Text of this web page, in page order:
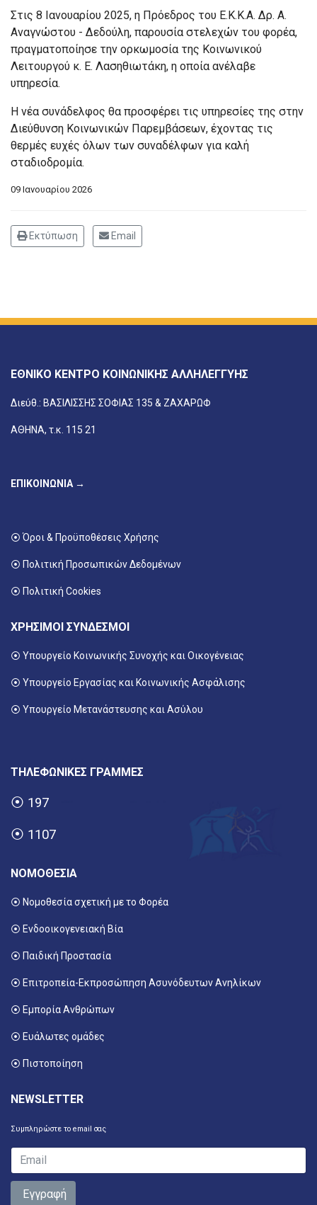
Στις 8 Ιανουαρίου 2025, η Πρόεδρος του Ε.Κ.Κ.Α. Δρ. Α.
Αναγνώστου - Δεδούλη, παρουσία στελεχών του φορέα,
πραγματοποίησε την ορκωμοσία της Κοινωνικού
Λειτουργού κ. Ε. Λασηθιωτάκη, η οποία ανέλαβε
υπηρεσία.
Η νέα συνάδελφος θα προσφέρει τις υπηρεσίες της στην
Διεύθυνση Κοινωνικών Παρεμβάσεων, έχοντας τις
θερμές ευχές όλων των συναδέλφων για καλή
σταδιοδρομία.
09 Ιανουαρίου 2026
Εκτύπωση Email
ΕΘΝΙΚΟ ΚΕΝΤΡΟ ΚΟΙΝΩΝΙΚΗΣ ΑΛΛΗΛΕΓΓΥΗΣ
Διεύθ.: ΒΑΣΙΛΙΣΣΗΣ ΣΟΦΙΑΣ 135 & ΖΑΧΑΡΩΦ
ΑΘΗΝΑ, τ.κ. 115 21
ΕΠΙΚΟΙΝΩΝΙΑ →
⦿ Όροι & Προϋποθέσεις Χρήσης
⦿ Πολιτική Προσωπικών Δεδομένων
⦿ Πολιτική Cookies
ΧΡΗΣΙΜΟΙ ΣΥΝΔΕΣΜΟΙ
⦿ Υπουργείο Κοινωνικής Συνοχής και Οικογένειας
⦿ Υπουργείο Εργασίας και Κοινωνικής Ασφάλισης
⦿ Υπουργείο Μετανάστευσης και Ασύλου
ΤΗΛΕΦΩΝΙΚΕΣ ΓΡΑΜΜΕΣ
⦿ 197
⦿ 1107
ΝΟΜΟΘΕΣΙΑ
⦿ Νομοθεσία σχετική με το Φορέα
⦿ Ενδοοικογενειακή Βία
⦿ Παιδική Προστασία
⦿ Επιτροπεία-Εκπροσώπηση Ασυνόδευτων Ανηλίκων
⦿ Εμπορία Ανθρώπων
⦿ Ευάλωτες ομάδες
⦿ Πιστοποίηση
NEWSLETTER
Συμπληρώστε το email σας
Εγγραφή